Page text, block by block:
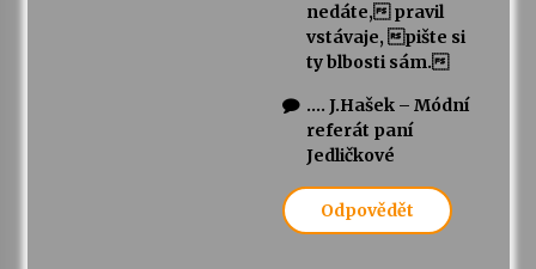
nedáte, pravil
vstávaje, pište si
ty blbosti sám.
…. J.Hašek – Módní
referát paní
Jedličkové
Odpovědět